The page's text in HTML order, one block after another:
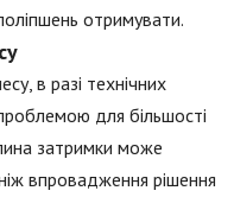
отримувати.
в разі технічних
для більшості
затримки може
впровадження рішення